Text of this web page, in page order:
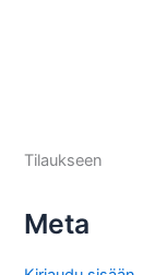
Tilaukseen
Meta